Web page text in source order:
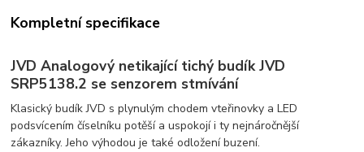
Kompletní specifikace
JVD Analogový netikající tichý budík JVD
SRP5138.2 se senzorem stmívání
Klasický budík JVD s plynulým chodem vteřinovky a LED
podsvícením číselníku potěší a uspokojí i ty nejnáročnější
zákazníky. Jeho výhodou je také odložení buzení.